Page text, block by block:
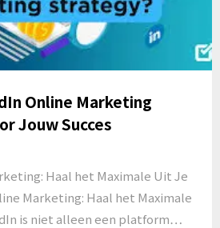
Online Marketing
Jouw Succes
Haal het Maximale Uit Je
Marketing: Haal het Maximale
is niet alleen een platform…